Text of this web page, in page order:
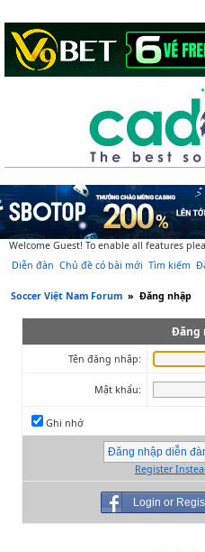
Welcome Guest! To enable all features
Diễn đàn Chủ đề có bài mới Tìm kiếm
Soccer Việt Nam Forum » Đăng nhập
Đăng
Tên đăng nhập:
Mật khẩu:
Ghi nhớ
Register
Login or